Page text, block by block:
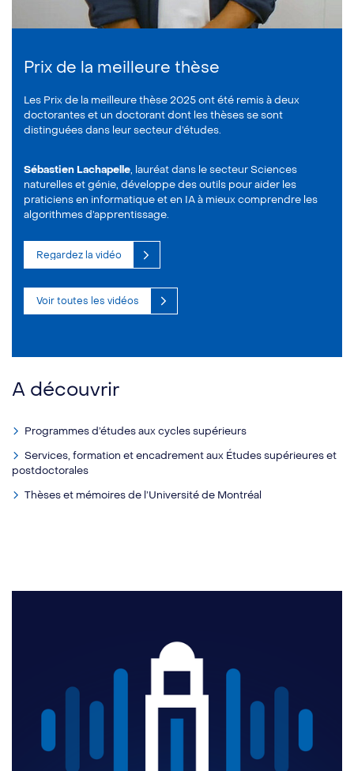
Prix de la meilleure thèse
Les Prix de la meilleure thèse 2025 ont été remis à deux
doctorantes et un doctorant dont les thèses se sont
distinguées dans leur secteur d’études.
Sébastien Lachapelle, lauréat dans le secteur Sciences
naturelles et génie, développe des outils pour aider les
praticiens en informatique et en IA à mieux comprendre les
algorithmes d’apprentissage.
Regardez la vidéo
Voir toutes les vidéos
A découvrir
Programmes d’études aux cycles supérieurs
Services, formation et encadrement aux Études supérieures et
postdoctorales
Thèses et mémoires de l’Université de Montréal